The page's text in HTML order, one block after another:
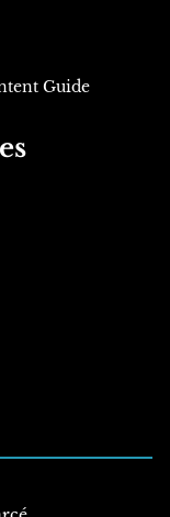
Guide